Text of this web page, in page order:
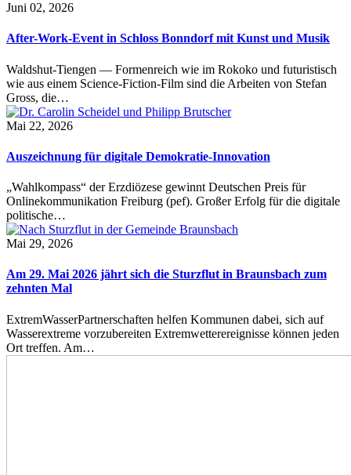
Juni 02, 2026
After-Work-Event in Schloss Bonndorf mit Kunst und Musik
Waldshut-Tiengen — Formenreich wie im Rokoko und futuristisch
wie aus einem Science-Fiction-Film sind die Arbeiten von Stefan
Gross, die…
Mai 22, 2026
Auszeichnung für digitale Demokratie-Innovation
„Wahlkompass“ der Erzdiözese gewinnt Deutschen Preis für
Onlinekommunikation Freiburg (pef). Großer Erfolg für die digitale
politische…
Mai 29, 2026
Am 29. Mai 2026 jährt sich die Sturzflut in Braunsbach zum
zehnten Mal
ExtremWasserPartnerschaften helfen Kommunen dabei, sich auf
Wasserextreme vorzubereiten Extremwetterereignisse können jeden
Ort treffen. Am…